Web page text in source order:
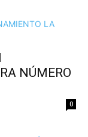
NÚMERO
0